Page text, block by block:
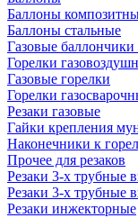
Баллоны
Баллоны стальные
Газовые
Горелки
Газовые горелки
Горелки
Резаки газовые
Гайки крепления
Наконечники к
Прочее для резаков
Резаки 3-х трубные
Резаки 3-х трубные
Резаки инжекторные